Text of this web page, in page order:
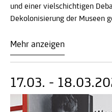
und einer vielschichtigen
Dekolonisierung der Museen
Mehr anzeigen
17.03. -